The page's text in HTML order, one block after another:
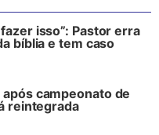
isso”: Pastor erra
bíblia e tem caso
campeonato de
reintegrada